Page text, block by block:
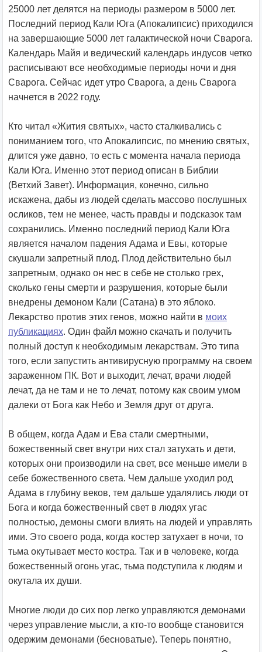
25000 лет делятся на периоды размером в 5000 лет.
Последний период Кали Юга (Апокалипсис) приходился
на завершающие 5000 лет галактической ночи Сварога.
Календарь Майя и ведический календарь индусов четко
расписывают все необходимые периоды ночи и дня
Сварога. Сейчас идет утро Сварога, а день Сварога
начнется в 2022 году.
Кто читал «Жития святых», часто сталкивались с
пониманием того, что Апокалипсис, по мнению святых,
длится уже давно, то есть с момента начала периода
Кали Юга. Именно этот период описан в Библии
(Ветхий Завет). Информация, конечно, сильно
искажена, дабы из людей сделать массово послушных
осликов, тем не менее, часть правды и подсказок там
сохранились. Именно последний период Кали Юга
является началом падения Адама и Евы, которые
скушали запретный плод. Плод действительно был
запретным, однако он нес в себе не столько грех,
сколько гены смерти и разрушения, которые были
внедрены демоном Кали (Сатана) в это яблоко.
Лекарство против этих генов, можно найти в моих
публикациях. Один файл можно скачать и получить
полный доступ к необходимым лекарствам. Это типа
того, если запустить антивирусную программу на своем
зараженном ПК. Вот и выходит, лечат, врачи людей
лечат, да не там и не то лечат, потому как своим умом
далеки от Бога как Небо и Земля друг от друга.
В общем, когда Адам и Ева стали смертными,
божественный свет внутри них стал затухать и дети,
которых они производили на свет, все меньше имели в
себе божественного света. Чем дальше уходил род
Адама в глубину веков, тем дальше удалялись люди от
Бога и когда божественный свет в людях угас
полностью, демоны смоги влиять на людей и управлять
ими. Это своего рода, когда костер затухает в ночи, то
тьма окутывает место костра. Так и в человеке, когда
божественный огонь угас, тьма подступила к людям и
окутала их души.
Многие люди до сих пор легко управляются демонами
через управление мысли, а кто-то вообще становится
одержим демонами (бесноватые). Теперь понятно,